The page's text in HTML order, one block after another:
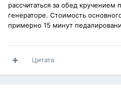
рассчитаться за обед
генераторе. Стоимость
примерно 15 минут
Цитата